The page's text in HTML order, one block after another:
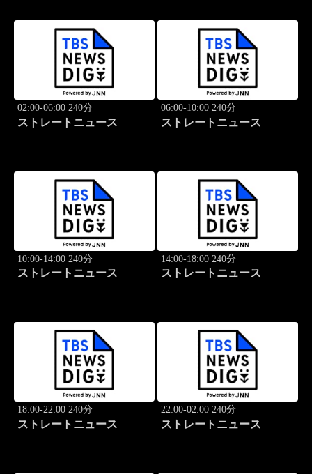
02:00-06:00 240分
ストレートニュース
06:00-10:00 240分
ストレートニュース
10:00-14:00 240分
ストレートニュース
14:00-18:00 240分
ストレートニュース
18:00-22:00 240分
ストレートニュース
22:00-02:00 240分
ストレートニュース